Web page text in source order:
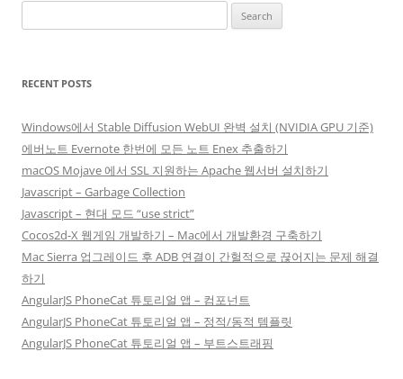
for:
RECENT POSTS
Windows에서 Stable Diffusion WebUI 완벽 설치 (NVIDIA GPU 기준)
에버노트 Evernote 한번에 모든 노트 Enex 추출하기
macOS Mojave 에서 SSL 지원하는 Apache 웹서버 설치하기
Javascript – Garbage Collection
Javascript – 현대 모드 “use strict”
Cocos2d-X 웹게임 개발하기 – Mac에서 개발환경 구축하기
Mac Sierra 업그레이드 후 ADB 연결이 간헐적으로 끊어지는 문제 해결
하기
AngularJS PhoneCat 튜토리얼 앱 – 컴포넌트
AngularJS PhoneCat 튜토리얼 앱 – 정적/동적 템플릿
AngularJS PhoneCat 튜토리얼 앱 – 부트스트래핑